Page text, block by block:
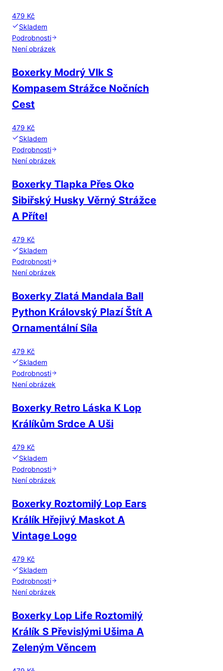
479 Kč
Skladem
Podrobnosti
Není obrázek
Boxerky Modrý Vlk S
Kompasem Strážce Nočních
Cest
479 Kč
Skladem
Podrobnosti
Není obrázek
Boxerky Tlapka Přes Oko
Sibiřský Husky Věrný Strážce
A Přítel
479 Kč
Skladem
Podrobnosti
Není obrázek
Boxerky Zlatá Mandala Ball
Python Královský Plazí Štít A
Ornamentální Síla
479 Kč
Skladem
Podrobnosti
Není obrázek
Boxerky Retro Láska K Lop
Králíkům Srdce A Uši
479 Kč
Skladem
Podrobnosti
Není obrázek
Boxerky Roztomilý Lop Ears
Králík Hřejivý Maskot A
Vintage Logo
479 Kč
Skladem
Podrobnosti
Není obrázek
Boxerky Lop Life Roztomilý
Králík S Převislými Ušima A
Zeleným Věncem